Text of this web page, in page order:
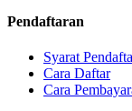
Pendaftaran
Syarat
Cara Daftar
Cara